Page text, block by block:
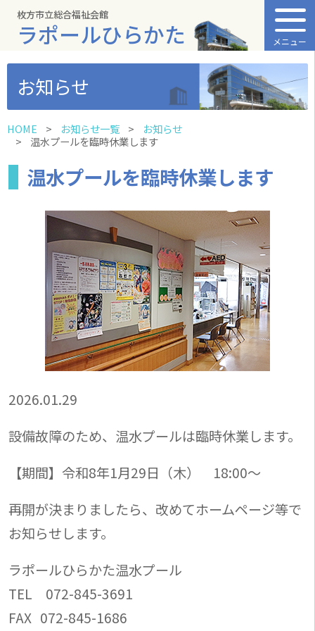
枚方市立総合福祉会館
ラポールひらかた メニュー
お知らせ
HOME お知らせ一覧
お知らせ
温水プールを臨時休業します
温水プールを臨時休業します
2026.01.29
設備故障のため、温水プールは臨時休業します。
【期間】令和8年1月29日（木） 18:00～
再開が決まりましたら、改めてホームページ等で
お知らせします。
ラポールひらかた温水プール
TEL 072-845-3691
FAX 072-845-1686